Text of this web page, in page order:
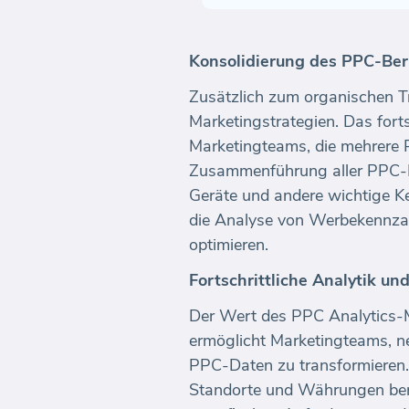
Konsolidierung des PPC-
Zusätzlich zum organischen
Marketingstrategien. Das
Marketingteams, die
Zusammenführung aller
Geräte und andere wichtige
die Analyse von
optimieren.
Fortschrittliche Analytik
Der Wert des PPC
ermöglicht Marketingteams,
PPC-Daten zu
Standorte und Währungen